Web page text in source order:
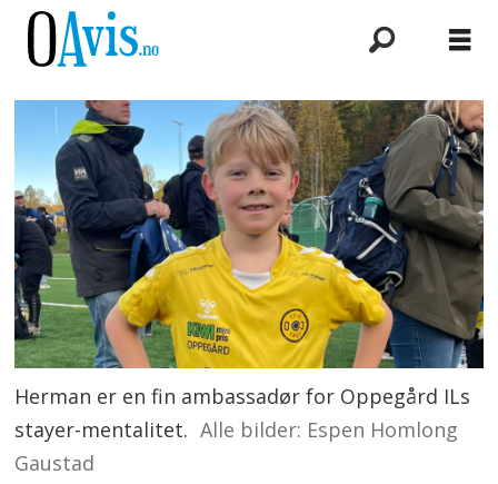
Herman er en fin ambassadør for Oppegård ILs
stayer-mentalitet. Alle bilder: Espen Homlong
Gaustad